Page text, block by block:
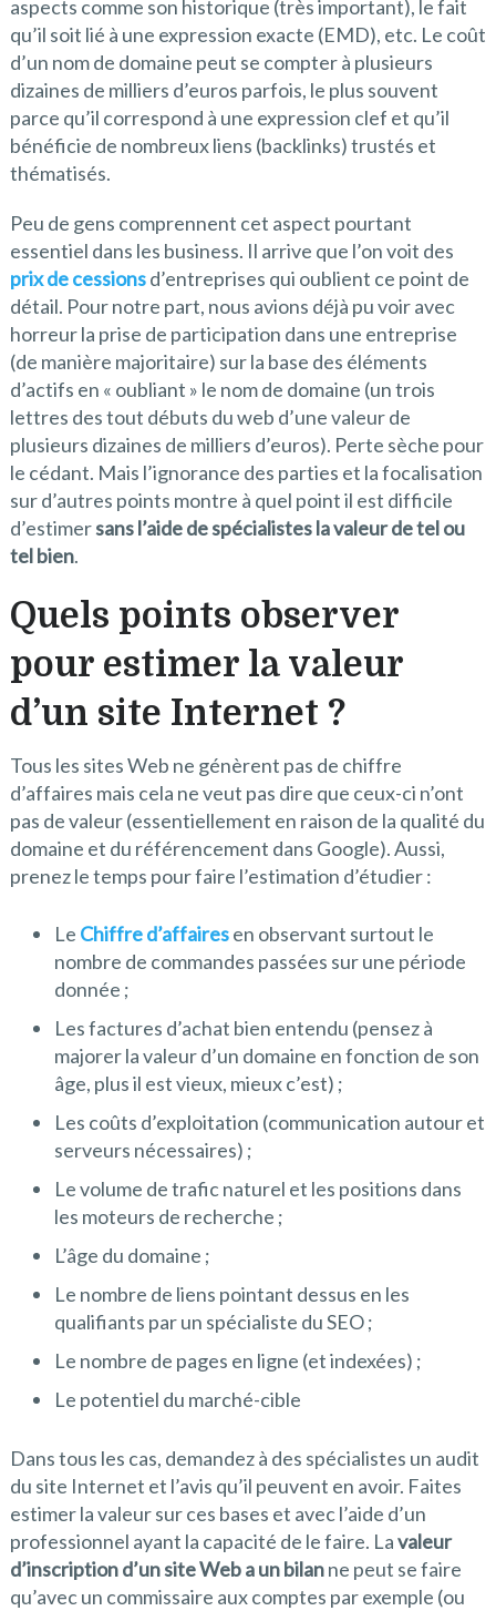
aspects comme son historique (très important), le fait
qu’il soit lié à une expression exacte (EMD), etc. Le coût
d’un nom de domaine peut se compter à plusieurs
dizaines de milliers d’euros parfois, le plus souvent
parce qu’il correspond à une expression clef et qu’il
bénéficie de nombreux liens (backlinks) trustés et
thématisés.
Peu de gens comprennent cet aspect pourtant
essentiel dans les business. Il arrive que l’on voit des
prix de cessionsd’entreprises qui oublient ce point de
détail. Pour notre part, nous avions déjà pu voir avec
horreur la prise de participation dans une entreprise
(de manière majoritaire) sur la base des éléments
d’actifs en « oubliant » le nom de domaine (un trois
lettres des tout débuts du web d’une valeur de
plusieurs dizaines de milliers d’euros). Perte sèche pour
le cédant. Mais l’ignorance des parties et la focalisation
sur d’autres points montre à quel point il est difficile
d’estimersans l’aide de spécialistes la valeur de tel ou
tel bien.
Quels points observer
pour estimer la valeur
d’un site Internet ?
Tous les sites Web ne génèrent pas de chiffre
d’affaires mais cela ne veut pas dire que ceux-ci n’ont
pas de valeur (essentiellement en raison de la qualité du
domaine et du référencement dans Google). Aussi,
prenez le temps pour faire l’estimation d’étudier :
Le Chiffre d’affairesen observant surtout le
nombre de commandes passées sur une période
donnée ;
Les factures d’achat bien entendu (pensez à
majorer la valeur d’un domaine en fonction de son
âge, plus il est vieux, mieux c’est) ;
Les coûts d’exploitation (communication autour et
serveurs nécessaires) ;
Le volume de trafic naturel et les positions dans
les moteurs de recherche ;
L’âge du domaine ;
Le nombre de liens pointant dessus en les
qualifiants par un spécialiste du SEO ;
Le nombre de pages en ligne (et indexées) ;
Le potentiel du marché-cible
Dans tous les cas, demandez à des spécialistes un audit
du site Internet et l’avis qu’il peuvent en avoir. Faites
estimer la valeur sur ces bases et avec l’aide d’un
professionnel ayant la capacité de le faire. Lavaleur
d’inscription d’un site Web a un bilanne peut se faire
qu’avec un commissaire aux comptes par exemple (ou